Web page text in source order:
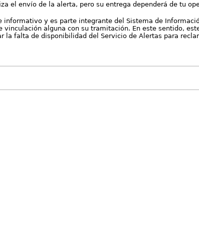
el envío de la alerta, pero su entrega dependerá de tu
informativo y es parte integrante del Sistema de
alguna con su tramitación. En este sentido,
la falta de disponibilidad del Servicio de Alertas para